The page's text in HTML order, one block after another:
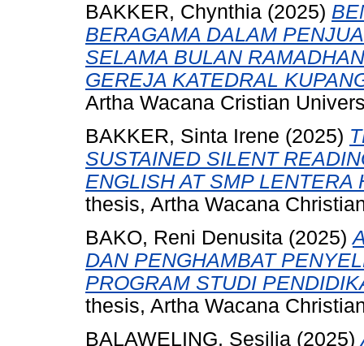
BAKKER, Chynthia (2025)
BERAGAMA DALAM
SELAMA BULAN
GEREJA KATEDRAL
Artha Wacana Cristian
BAKKER, Sinta Irene (2025)
SUSTAINED SILENT
ENGLISH AT SMP LENTERA
thesis, Artha Wacana
BAKO, Reni Denusita (2025)
DAN PENGHAMBAT
PROGRAM STUDI
thesis, Artha Wacana
BALAWELING, Sesilia (2025)